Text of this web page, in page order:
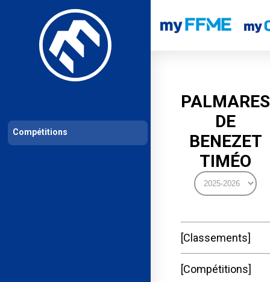
Les compétitions Calendrier de compétitions Classements
PALMARES
DE
BENEZET
TIMÉO
Classements
Compétitions
Compétitions